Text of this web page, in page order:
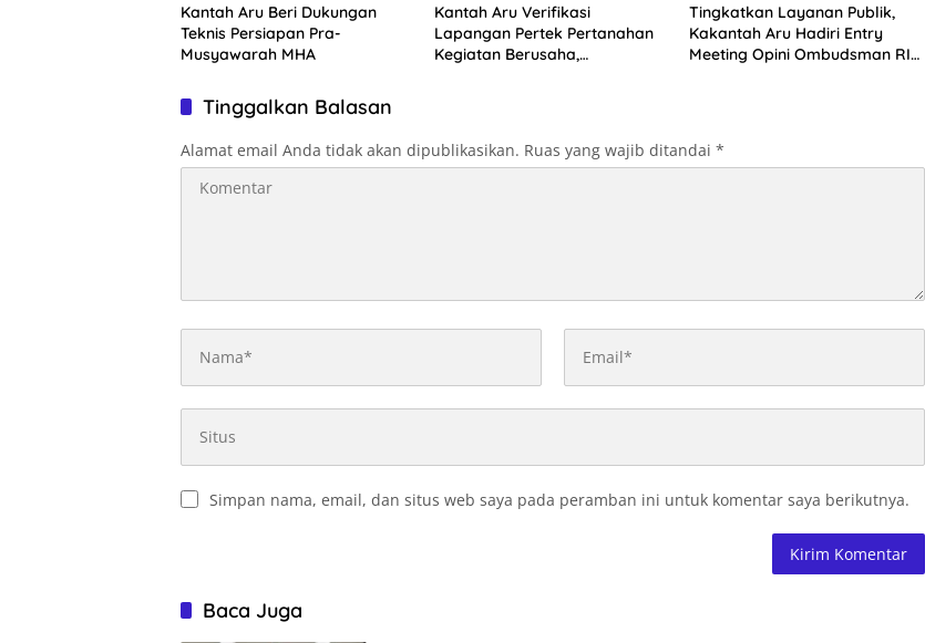
Kantah Aru Beri Dukungan
Teknis Persiapan Pra-
Musyawarah MHA
Kantah Aru Verifikasi
Lapangan Pertek Pertanahan
Kegiatan Berusaha,
Tingkatkan Layanan Publik,
Kakantah Aru Hadiri Entry
Meeting Opini Ombudsman RI
Tinggalkan Balasan
Alamat email Anda tidak akan dipublikasikan. Ruas yang wajib ditandai *
Simpan nama, email, dan situs web saya pada peramban ini untuk komentar saya berikutnya.
Baca Juga